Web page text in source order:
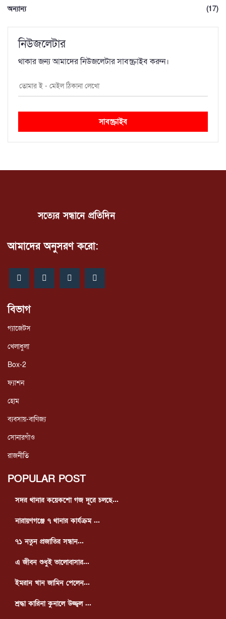
অন্যান্য
(17)
নিউজলেটার
থাকার জন্য আমাদের নিউজলেটার সাবস্ক্রাইব করুন।
সাবস্ক্রাইব
সত্যের সন্ধানে প্রতিদিন
আমাদের অনুসরণ করো:
বিভাগ
গ্যাজেটস
খেলাধুলা
Box-2
ফ্যাশন
হোম
ব্যবসায়-বাণিজ্য
সোনারগাঁও
রাজনীতি
POPULAR POST
সদর থানার কয়েকশো গজ দূরে চলছে...
নারায়ণগঞ্জে ৭ থানার কার্যক্রম ...
৭১ নতুন প্রজাতির সন্ধান...
এ জীবন শুধুই ভালোবাসার...
ইমরান খান জামিন পেলেন...
শ্রদ্ধা কারিনা কুনালে উজ্জ্বল ...